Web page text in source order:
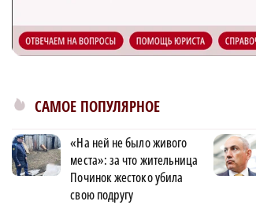
САМОЕ ПОПУЛЯРНОЕ
«На ней не было живого
места»: за что жительница
Починок жестоко убила
свою подругу